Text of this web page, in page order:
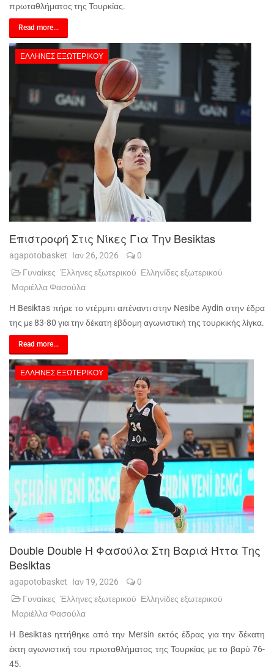
πρωταθλήματος της Τουρκίας.
Read more...
ΈΛΛΗΝΕΣ ΕΞΩΤΕΡΙΚΟΎ
Επιστροφή Στις Νίκες Για Την Besiktas
agapotobasket Ιαν 26, 2026
0
Γυναίκες Έλληνες εξωτερικού Ελληνίδες εξωτερικού
Μαριέλλα Φασούλα
Η Besiktas πήρε το ντέρμπι απέναντι στην Nesibe Aydin στην έδρα
της με 83-80 για την δέκατη έβδομη αγωνιστική της τουρκικής λίγκα.
Read more...
ΈΛΛΗΝΕΣ ΕΞΩΤΕΡΙΚΟΎ
Double Double Η Φασούλα Στη Βαριά Ήττα Της
Besiktas
agapotobasket Ιαν 19, 2026
0
Γυναίκες Έλληνες εξωτερικού Ελληνίδες εξωτερικού
Μαριέλλα Φασούλα
Η Besiktas ηττήθηκε από την Mersin εκτός έδρας για την δέκατη
έκτη αγωνιστική του πρωταθλήματος της Τουρκίας με το βαρύ 76-
45.